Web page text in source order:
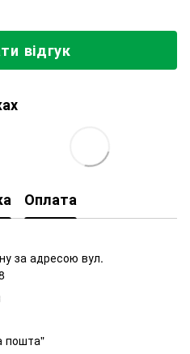
відгук
Оплата
за адресою вул.
пошта"